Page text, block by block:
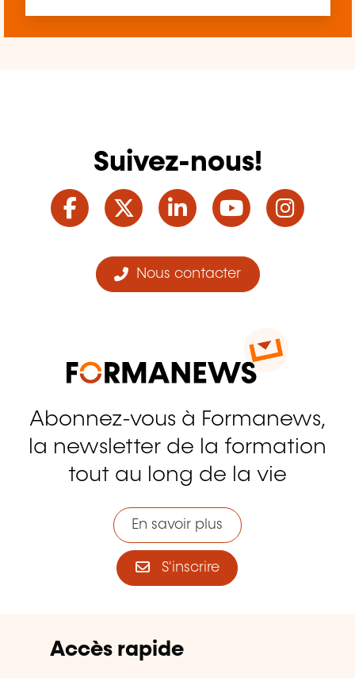
Suivez-nous!
Facebook
TwitterLinkedInYouTube
Nous contacter
Abonnez-vous à Formanews,
la newsletter de la formation
tout au long de la vie
En savoir plus
S'inscrire
Accès rapide